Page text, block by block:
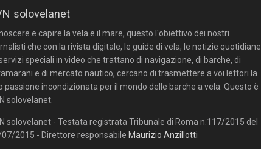
solovelanet
e capire la vela e il mare, questo l'obiettivo dei nostri
che con la rivista digitale, le guide di vela, le notizie quotidiane
speciali in video che trattano di navigazione, di barche, di
e di mercato nautico, cercano di trasmettere a voi lettori la
passione incondizionata per il mondo delle barche a vela. Questo è
solovelanet.
solovelanet - Testata registrata Tribunale di Roma n.117/2015 del
2015 - Direttore responsabile Maurizio Anzillotti